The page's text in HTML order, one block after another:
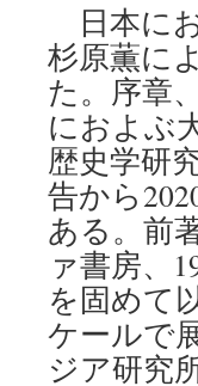
日本に
杉原薫に
た。序章
におよぶ
歴史学研
告から
ある。前
ァ書房、
を固めて
ケールで
ジア研究